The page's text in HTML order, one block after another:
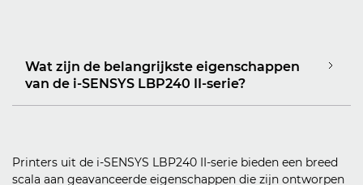
Wat zijn de belangrijkste eigenschappen
van de i-SENSYS LBP240 II-serie?
Printers uit de i-SENSYS LBP240 II-serie bieden een breed
scala aan geavanceerde eigenschappen die zijn ontworpen